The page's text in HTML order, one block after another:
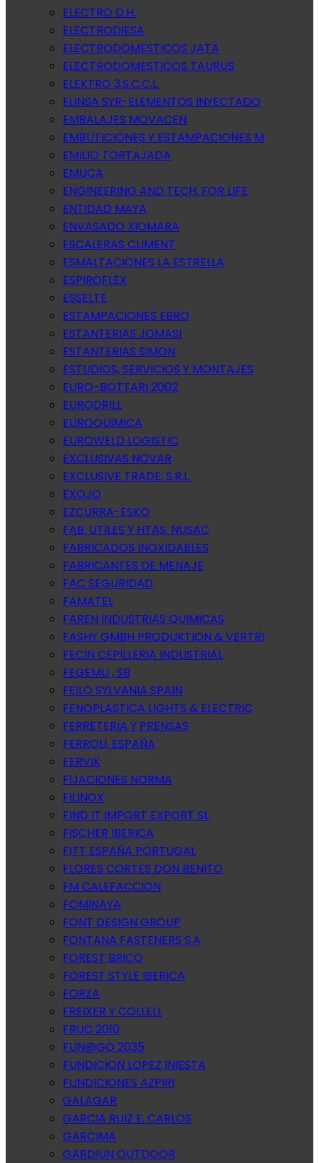
ELECTRO D.H.
ELECTRODIESA
ELECTRODOMESTICOS JATA
ELECTRODOMESTICOS TAURUS
ELEKTRO 3,S.C.C.L.
ELINSA SYR-ELEMENTOS INYECTADO
EMBALAJES MOVACEN
EMBUTICIONES Y ESTAMPACIONES M
EMILIO TORTAJADA
EMUCA
ENGINEERING AND TECH. FOR LIFE
ENTIDAD MAYA
ENVASADO XIOMARA
ESCALERAS CLIMENT
ESMALTACIONES LA ESTRELLA
ESPIROFLEX
ESSELTE
ESTAMPACIONES EBRO
ESTANTERIAS JOMASI
ESTANTERIAS SIMON
ESTUDIOS, SERVICIOS Y MONTAJES
EURO-BOTTARI 2002
EURODRILL
EUROQUIMICA
EUROWELD LOGISTIC
EXCLUSIVAS NOVAR
EXCLUSIVE TRADE, S.R.L.
EXOJO
EZCURRA-ESKO
FAB. UTILES Y HTAS. NUSAC
FABRICADOS INOXIDABLES
FABRICANTES DE MENAJE
FAC SEGURIDAD
FAMATEL
FAREN INDUSTRIAS QUIMICAS
FASHY GMBH PRODUKTION & VERTRI
FECIN CEPILLERIA INDUSTRIAL
FEGEMU , SB
FEILO SYLVANIA SPAIN
FENOPLASTICA LIGHTS & ELECTRIC
FERRETERIA Y PRENSAS
FERROLI, ESPAÑA
FERVIK
FIJACIONES NORMA
FILINOX
FIND IT IMPORT EXPORT SL
FISCHER IBERICA
FITT ESPAÑA PORTUGAL
FLORES CORTES DON BENITO
FM CALEFACCION
FOMINAYA
FONT DESIGN GROUP
FONTANA FASTENERS S.A
FOREST BRICO
FOREST STYLE IBERICA
FORZA
FREIXER Y COLLELL
FRUC 2010
FUN@GO 2035
FUNDICION LOPEZ INIESTA
FUNDICIONES AZPIRI
GALAGAR
GARCIA RUIZ E. CARLOS
GARCIMA
GARDIUN OUTDOOR